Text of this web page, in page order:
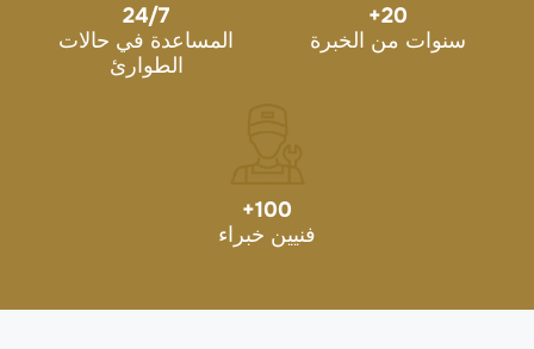
20
+
سنوات من الخبرة
24/7
المساعدة في حالات
الطوارئ
100
+
فنيين خبراء